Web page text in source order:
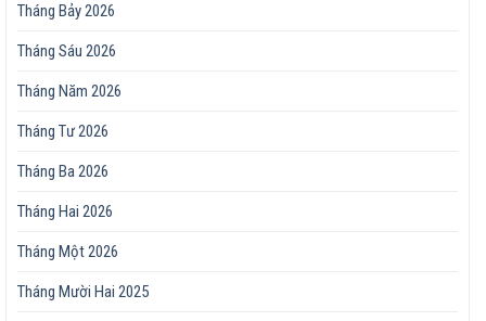
Tháng Bảy 2026
Tháng Sáu 2026
Tháng Năm 2026
Tháng Tư 2026
Tháng Ba 2026
Tháng Hai 2026
Tháng Một 2026
Tháng Mười Hai 2025